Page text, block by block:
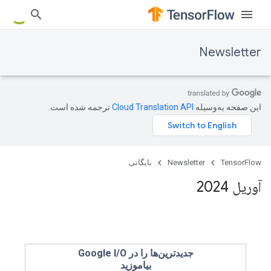
Newsletter
این صفحه به‌وسیله ترجمه شده است.
TensorFlow
Newsletter بایگانی
آوریل 2024